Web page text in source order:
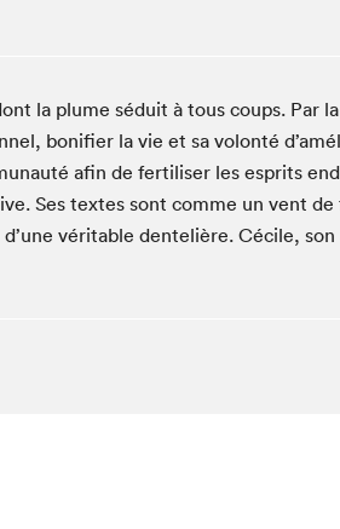
Le Salon dans ta classe
La Maison des libraires
Liseur Public
Vitrine du Festival littéraire
la plume séduit à tous coups. Par
bonifier la vie et sa volonté
afin de fertiliser les esprits
Ses textes sont comme un vent
véritable dentelière. Cécile,